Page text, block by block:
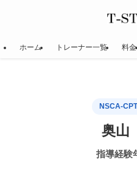
ホーム トレーナー一覧 料金
NSCA-
奥山
指導経験